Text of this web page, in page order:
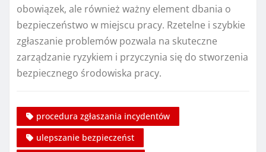
obowiązek, ale również ważny element dbania o
bezpieczeństwo w miejscu pracy. Rzetelne i szybkie
zgłaszanie problemów pozwala na skuteczne
zarządzanie ryzykiem i przyczynia się do stworzenia
bezpiecznego środowiska pracy.
procedura zgłaszania incydentów
ulepszanie bezpieczeńst